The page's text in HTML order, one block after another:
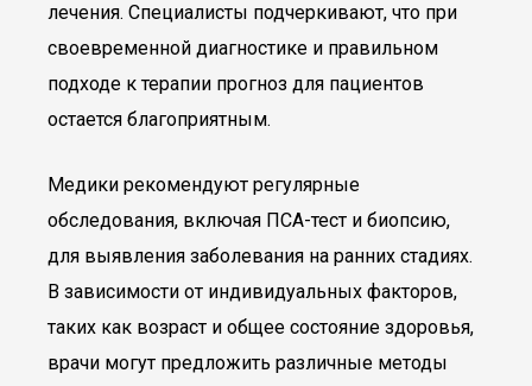
лечения. Специалисты подчеркивают, что при
своевременной диагностике и правильном
подходе к терапии прогноз для пациентов
остается благоприятным.
Медики рекомендуют регулярные
обследования, включая ПСА-тест и биопсию,
для выявления заболевания на ранних стадиях.
В зависимости от индивидуальных факторов,
таких как возраст и общее состояние здоровья,
врачи могут предложить различные методы